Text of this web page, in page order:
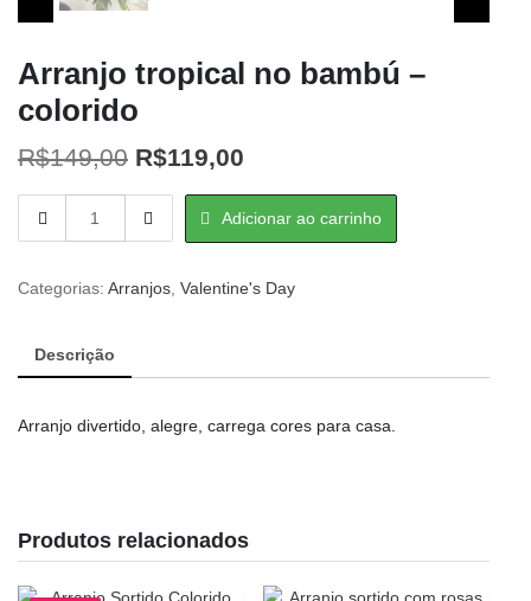
Arranjo tropical no bambú –
colorido
R$149,00 O
preço
original
R$149,00.
R$119,00
preço
atual
R$119,00.
tropical
bambú
quantity
Adicionar ao carrinho
Categorias: Arranjos, Valentine's Day
Descrição
Arranjo divertido, alegre, carrega cores para casa.
Produtos relacionados